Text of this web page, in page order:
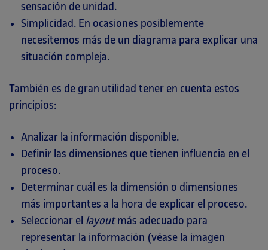
sensación de unidad.
Simplicidad. En ocasiones posiblemente
necesitemos más de un diagrama para explicar una
situación compleja.
También es de gran utilidad tener en cuenta estos
principios:
Analizar la información disponible.
Definir las dimensiones que tienen influencia en el
proceso.
Determinar cuál es la dimensión o dimensiones
más importantes a la hora de explicar el proceso.
Seleccionar el layoutmás adecuado para
representar la información (véase la imagen